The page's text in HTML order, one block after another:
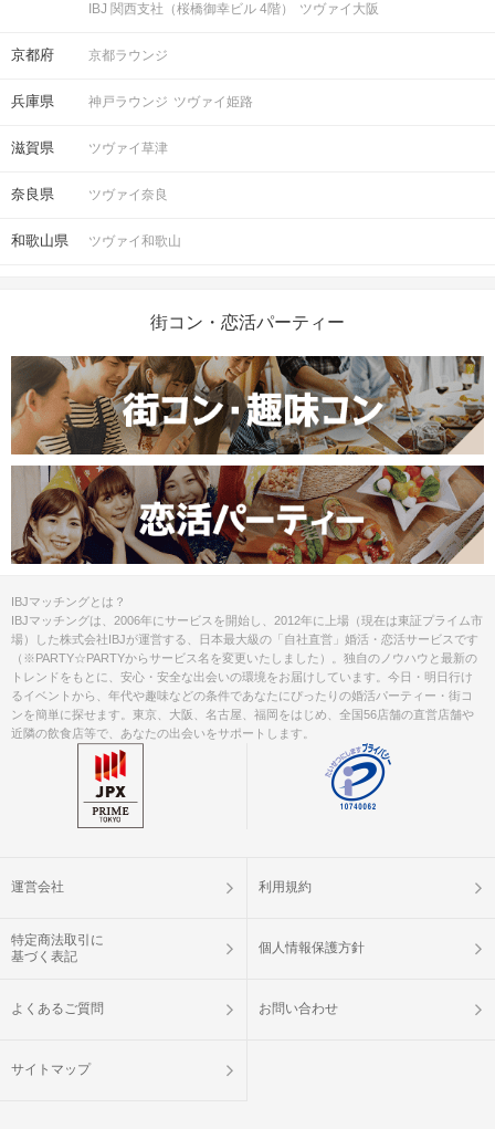
IBJ 関西支社（桜橋御幸ビル 4階）
ツヴァイ大阪
京都府 京都ラウンジ
兵庫県 神戸ラウンジ ツヴァイ姫路
滋賀県 ツヴァイ草津
奈良県 ツヴァイ奈良
和歌山県 ツヴァイ和歌山
街コン・恋活パーティー
IBJマッチングとは？
IBJマッチングは、2006年にサービスを開始し、2012年に上場（現在は東証プライム市
場）した株式会社IBJが運営する、日本最大級の「自社直営」婚活・恋活サービスです
（※PARTY☆PARTYからサービス名を変更いたしました）。独自のノウハウと最新の
トレンドをもとに、安心・安全な出会いの環境をお届けしています。今日・明日行け
るイベントから、年代や趣味などの条件であなたにぴったりの婚活パーティー・街コ
ンを簡単に探せます。東京、大阪、名古屋、福岡をはじめ、全国56店舗の直営店舗や
近隣の飲食店等で、あなたの出会いをサポートします。
運営会社 利用規約
特定商法取引に
基づく表記
個人情報保護方針
よくあるご質問 お問い合わせ
サイトマップ